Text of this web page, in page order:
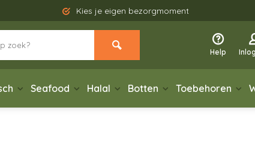
Kies je eigen bezorgmoment
Help
Seafood Halal Botten Toebehoren